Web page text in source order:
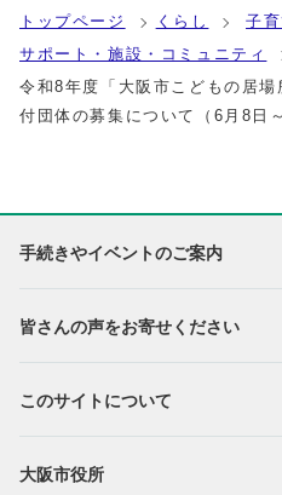
トップページ くらし
子育
サポート・施設・コミュニティ
令和8年度「大阪市こどもの居
付団体の募集について（6月8日
手続きやイベントのご案内
皆さんの声をお寄せください
このサイトについて
大阪市役所